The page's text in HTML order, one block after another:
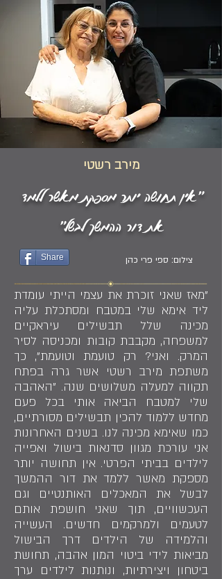
מירב רשטי
"אין תחושה יותר מספקת מאשר ללמד
את דור ההמשך לבשל"
Share צילום: ספי פרי כהן
"מאז שאני זוכרת את עצמי הייתי עומדת
ליד אימא שלי במטבח ומסתכלת עליה
מכינה שלל תבשילים עיראקיים
למשפחה, מקבבת קובות ומכניסה לסיר
המרק. ואני? רק טועמת וטועמת", כך
משתפת מירב רשטי אשר גרה בפתח
תקווה למעלה משלושים שנה. "האהבה
שלי למטבח הביאה אותי בכל פעם
מחדש ללמוד להכין תבשילים מסורתיים,
כמו שאימא מכינה לנו. בשנים האחרונות
אני עורכת מגוון סדנאות בישול ואפייה
לילדים בביתי הפרטי. אין תחושה יותר
מספקת מאשר ללמד את דור ההמשך
לבשל את המאכלים האותנטיים וגם
העכשוויים, תוך שאני חושפת אותם
לטעמים ולמרקמים חדשים. העשייה
והלמידה של הילדים דרך הבישול
מביאות לידי ביטוי המון אהבה, תחושת
ביטחון ויצירתיות, ונותנות לילדים ערך